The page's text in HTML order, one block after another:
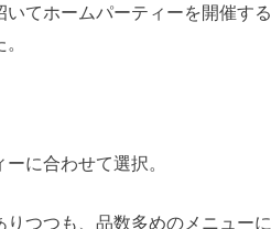
てホームパーティーを開催す
に合わせて選択。
つつも、品数多めのメニュー